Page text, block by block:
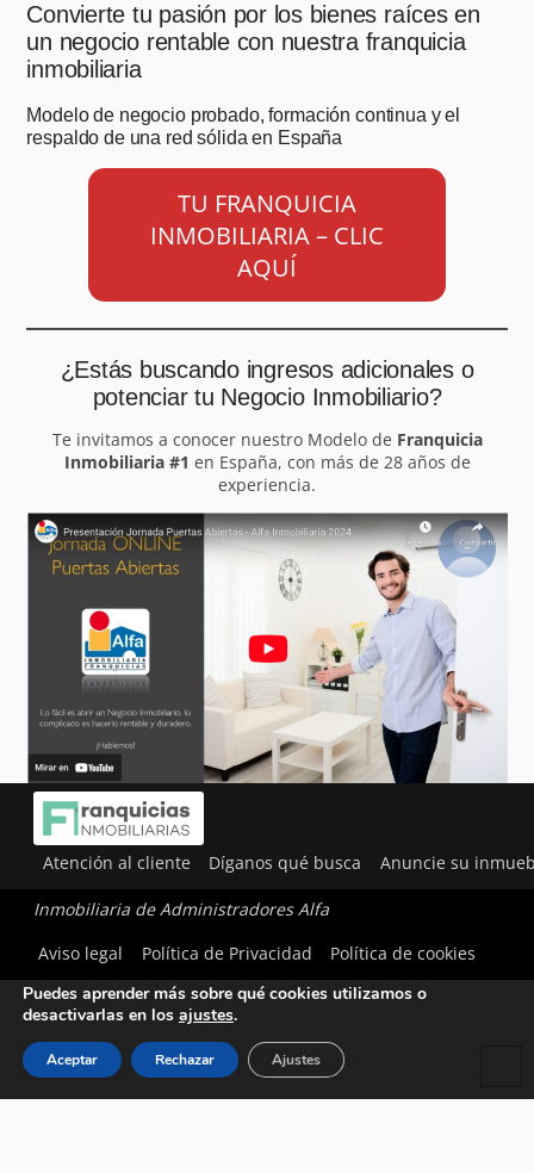
Convierte tu pasión por los bienes raíces en
un negocio rentable con nuestra franquicia
inmobiliaria
Modelo de negocio probado, formación continua y el
respaldo de una red sólida en España
TU FRANQUICIA
INMOBILIARIA – CLIC
AQUÍ
¿Estás buscando ingresos adicionales o
potenciar tu Negocio Inmobiliario?
Te invitamos a conocer nuestro Modelo de Franquicia
Inmobiliaria #1 en España, con más de 28 años de
experiencia.
Atención al cliente Díganos qué busca Anuncie su
Inmobiliaria de Administradores Alfa
Aviso legal
Política de Privacidad Política de cookies
Utilizamos cookies para ofrecerte la mejor experiencia en
Puedes aprender más sobre qué cookies utilizamos o
desactivarlas en los ajustes.
Aceptar Rechazar Ajustes